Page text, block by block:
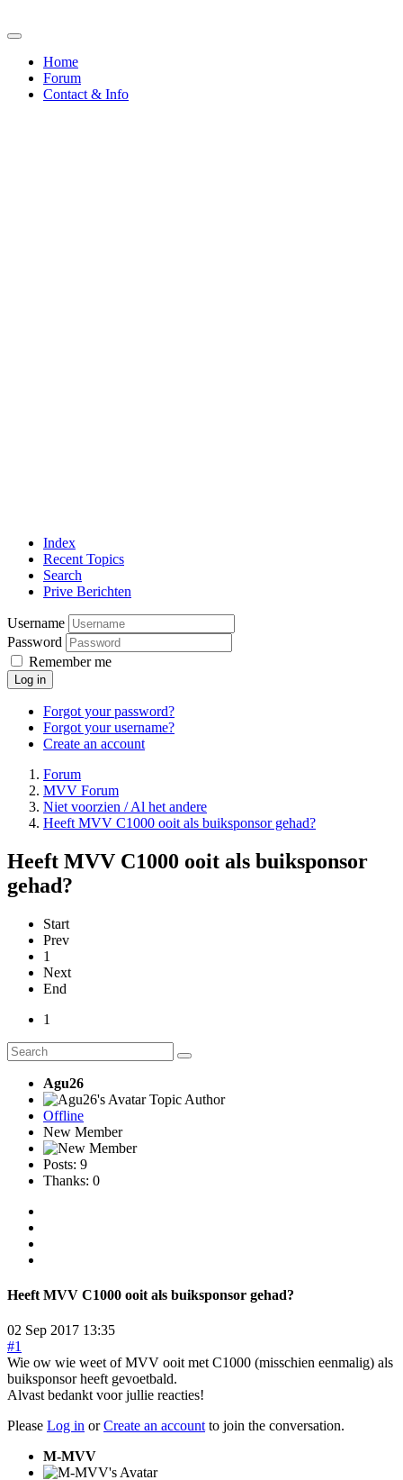
Home
Forum
Contact & Info
Index
Recent Topics
Search
Prive Berichten
Username
Password
Remember me
Log in
Forgot your password?
Forgot your username?
Create an account
Forum
MVV Forum
Niet voorzien / Al het andere
Heeft MVV C1000 ooit als buiksponsor gehad?
Heeft MVV C1000 ooit als buiksponsor
gehad?
Start
Prev
1
Next
End
1
Agu26
Topic Author
Offline
New Member
Posts: 9
Thanks: 0
Heeft MVV C1000 ooit als buiksponsor gehad?
02 Sep 2017 13:35
#1
Wie ow wie weet of MVV ooit met C1000 (misschien eenmalig) als
buiksponsor heeft gevoetbald.
Alvast bedankt voor jullie reacties!
Please Log in orCreate an account to join the conversation.
M-MVV